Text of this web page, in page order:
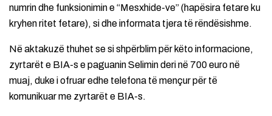
numrin dhe funksionimin e “Mesxhide-ve” (hapësira fetare ku
kryhen ritet fetare), si dhe informata tjera të rëndësishme.
Në aktakuzë thuhet se si shpërblim për këto informacione,
zyrtarët e BIA-s e paguanin Selimin deri në 700 euro në
muaj, duke i ofruar edhe telefona të mençur për të
komunikuar me zyrtarët e BIA-s.